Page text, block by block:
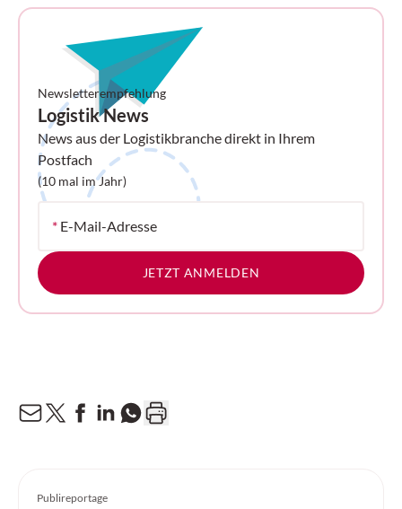
Newsletterempfehlung
Logistik News
News aus der Logistikbranche direkt in Ihrem
Postfach
(10 mal im Jahr)
* E-Mail-Adresse
JETZT ANMELDEN
Publireportage